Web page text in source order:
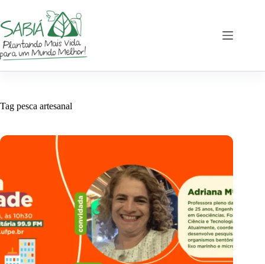
o
conteúdo
Tag pesca artesanal